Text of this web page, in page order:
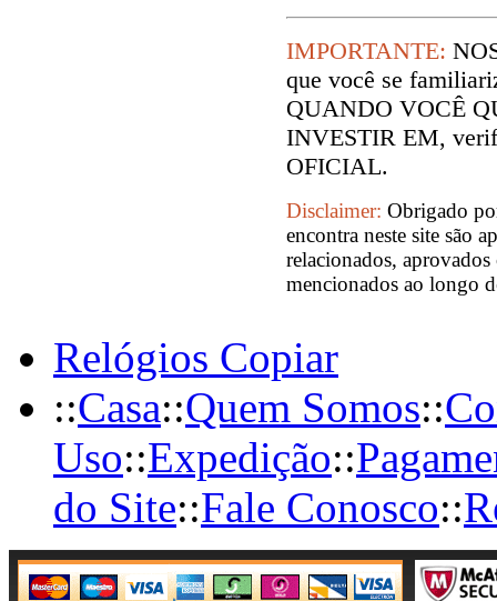
IMPORTANTE:
que você se
QUANDO VOCÊ
INVESTIR EM,
OFICIAL.
Disclaimer: Obrigado
encontra neste site são
relacionados,
mencionados ao longo
Relógios Copiar
::Casa::Quem Somos::
Uso::Expedição::
do Site::Fale Conosco::